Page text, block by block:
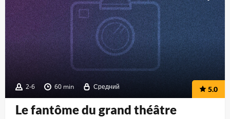
2-6 60 min Средний 5.0
Le fantôme du grand théâtre